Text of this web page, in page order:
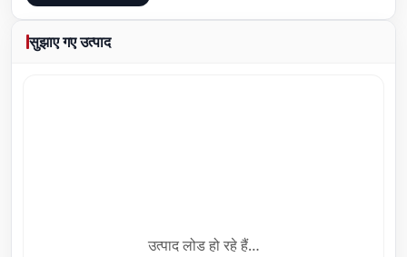
सुझाए गए उत्पाद
उत्पाद लोड हो रहे हैं…